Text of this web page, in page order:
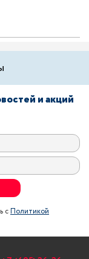
и акций
сПолитикой